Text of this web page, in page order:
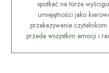
spotkać na torze
umiejętności jako
przekazywanie
przede wszystkim emocji i